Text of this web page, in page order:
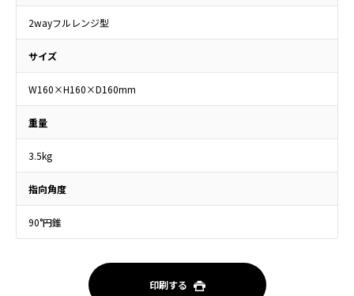
2wayフルレンジ型
サイズ
W160×H160×D160mm
重量
3.5kg
指向角度
90°円錐
印刷する